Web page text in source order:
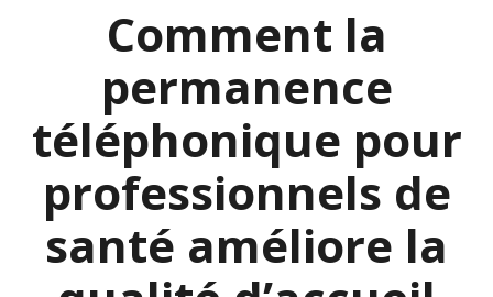
Comment la
permanence
téléphonique pour
professionnels de
santé améliore la